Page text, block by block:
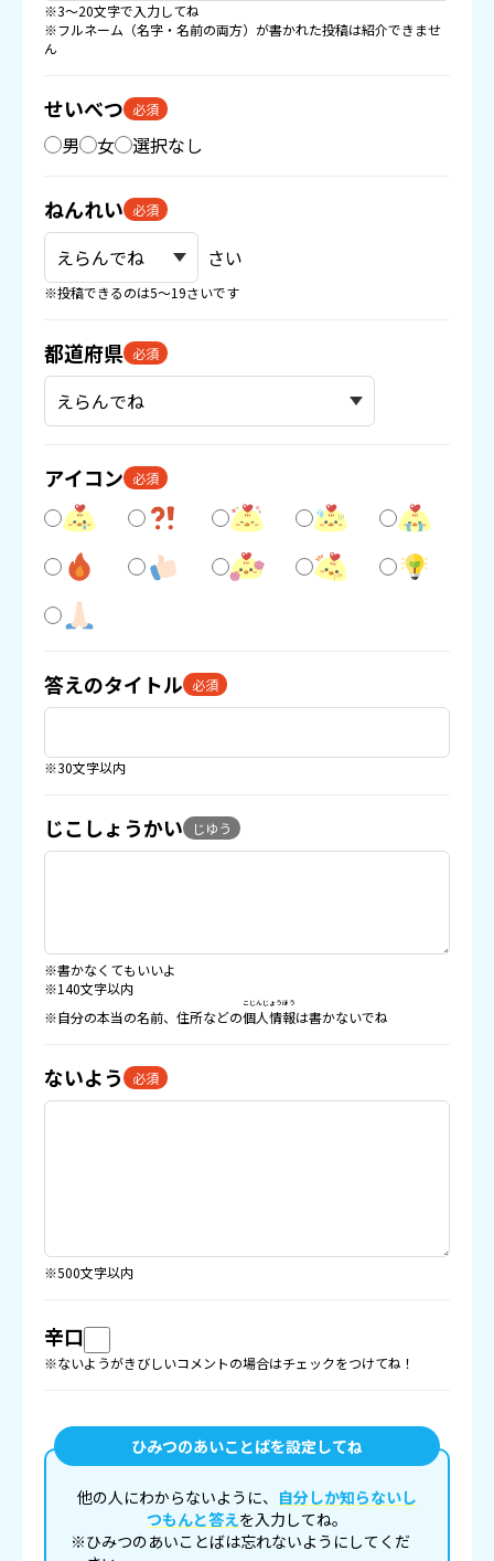
※3〜20文字で入力してね
※フルネーム（名字・名前の両方）が書かれた投稿は紹介できませ
ん
せいべつ 必須
男 女 選択なし
ねんれい 必須
さい
※投稿できるのは5〜19さいです
都道府県 必須
アイコン 必須
答えのタイトル 必須
※30文字以内
じこしょうかい じゆう
※書かなくてもいいよ
※140文字以内
※自分の本当の名前、住所などの個人情報
こじんじょうほう
は書かないでね
ないよう 必須
※500文字以内
辛口
※ないようがきびしいコメントの場合はチェックをつけてね！
ひみつのあいことばを設定してね
他の人にわからないように、 自分しか知らないし
つもんと答えを入力してね。
※ひみつのあいことばは忘れないようにしてくだ